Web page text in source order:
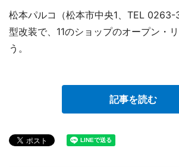
松本パルコ（松本市中央1、TEL 0263-
型改装で、11のショップのオープン・
う。
記事を読む